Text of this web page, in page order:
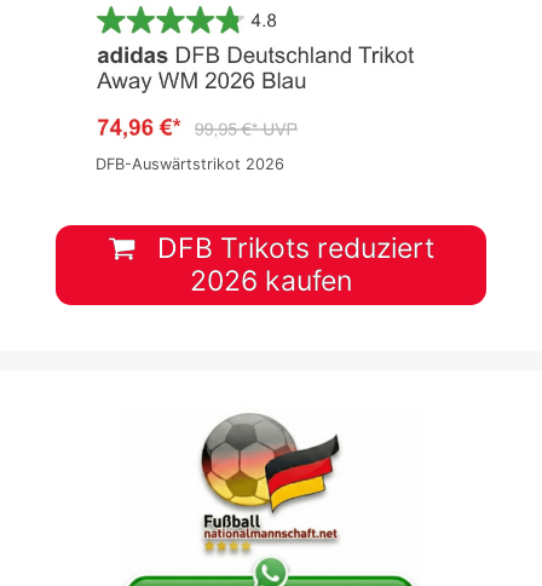
DFB-Auswärtstrikot 2026
DFB Trikots reduziert
2026 kaufen